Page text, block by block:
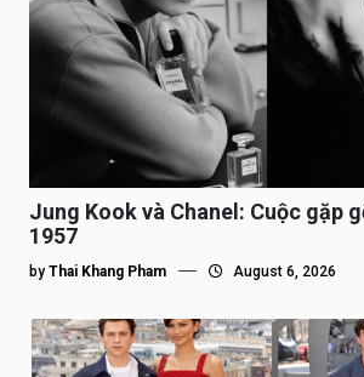
Jung Kook và Chanel: Cuộc gặp
1957
by Thai Khang Pham August 6, 2026